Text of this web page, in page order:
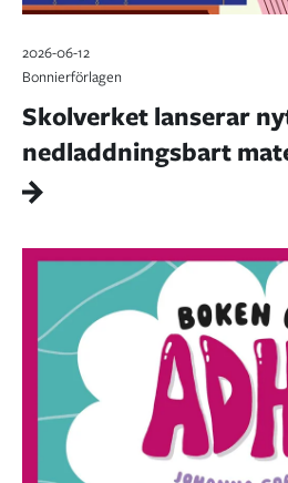
2026-06-12
Bonnierförlagen
Skolverket lanserar
nedladdningsbart